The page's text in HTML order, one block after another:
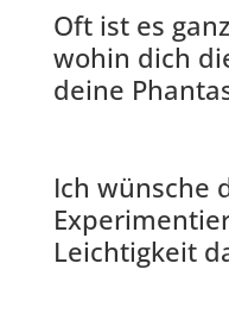
Oft ist es
wohin dich
deine
Ich wünsche
Leichtigkeit